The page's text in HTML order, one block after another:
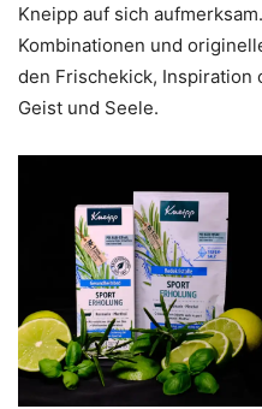
Kneipp auf sich
Kombinationen und
den Frischekick, Inspiration
Geist und Seele.